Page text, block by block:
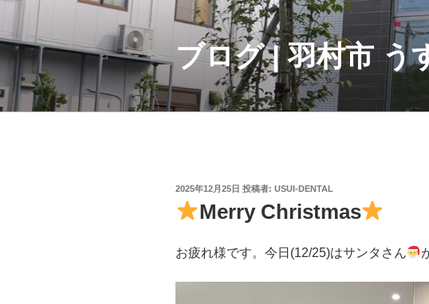
テ
ン
ツ
へ
ブログ | 羽村市 う
投
日:
2025年12月25日 投稿者: USUI-DENTAL
Merry Christmas
お疲れ様です。今日(12/25)はサンタさん